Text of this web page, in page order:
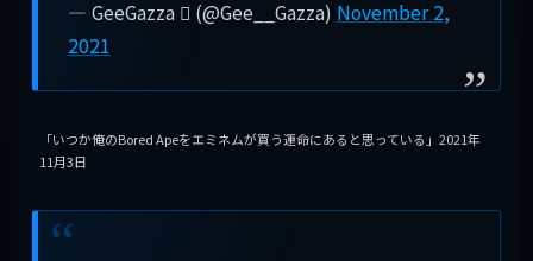
— GeeGazza  (@Gee__Gazza) November 2,
2021
「いつか俺のBored Apeをエミネムが買う運命にあると思っている」2021年
11月3日